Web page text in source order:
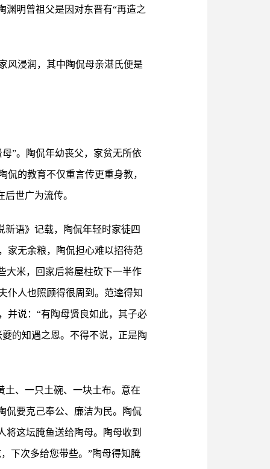
渊明曾祖父是因对东晋有“再造之
风浸润，其中陶侃母亲湛氏便是
”。陶侃年幼丧父，家贫无所依
的教育不仅重言传更重身教，
世广为流传。
新语》记载，陶侃年轻时家徒四
家无余粮，陶侃担心难以招待范
大米，回家后将屋柱砍下一半作
仆人也照顾得很周到。范逵得知
并说：“有陶母贤良如此，其子必
的知遇之恩。不得不说，正是陶
土、一只土碗、一块土布。意在
侃要克己奉公、廉洁为民。陶侃
将这坛腌鱼送给陶母。陶母收到
下次多给您带些。”陶母得知腌